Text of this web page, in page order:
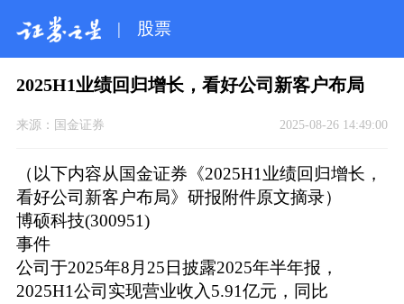
| 股票
2025H1业绩回归增长，看好公司新客户布局
来源： 国金证券 2025-08-26 14:49:00
（以下内容从国金证券《2025H1业绩回归增长，
看好公司新客户布局》研报附件原文摘录）
博硕科技(300951)
事件
公司于2025年8月25日披露2025年半年报，
2025H1公司实现营业收入5.91亿元，同比